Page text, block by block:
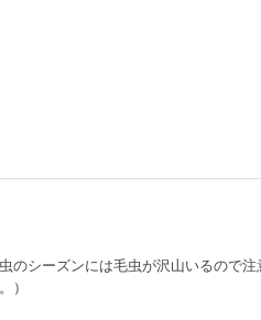
のシーズンには毛虫が沢山いるので
）